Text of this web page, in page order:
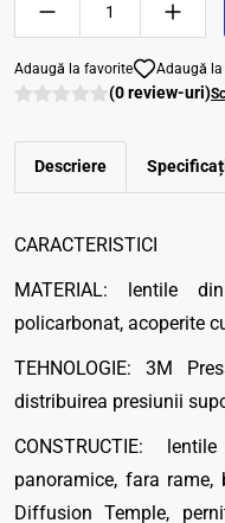
Adaugă la favorite Adaugă
(0 review-uri)
Descriere
CARACTERISTICI
MATERIAL: lentile
policarbonat, acoperite
TEHNOLOGIE: 3M
distribuirea presiunii
CONSTRUCTIE:
panoramice, fara rame,
Diffusion Temple,